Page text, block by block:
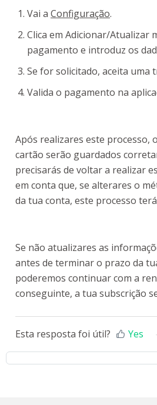
Vai a Configuração.
Clica em Adicionar/Atualizar
pagamento e introduz os
Se for solicitado, aceita uma
Valida o pagamento na
Após realizares este processo,
cartão serão guardados
precisarás de voltar a realizar
em conta que, se alterares o
da tua conta, este processo
Se não atualizares as
antes de terminar o prazo da
poderemos continuar com a
conseguinte, a tua subscrição
Esta resposta foi útil? Yes